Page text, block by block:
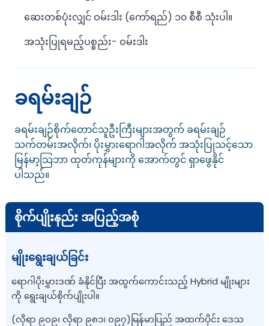
ဆေးတစ်ပုံးလျှင် ဝမ်းဒါး (‌ကော်ရည်) ၁၀ စီစီ သုံးပါ။
အသုံးပြုရမည့်ပစ္စည်း- ဝမ်းဒါး
ခရမ်းချဉ်
ခရမ်းချဉ်စိုက်တောင်သူဦးကြီးများအတွက် ခရမ်းချဉ်
သက်တမ်းအလိုက်၊ ပိုးမွှားရောဂါအလိုက် အသုံးပြုသင့်သော
မြန်မာ့သြဘာ ထုတ်ကုန်များကို အောက်တွင် ရှာဖွေနိုင်
ပါသည်။
စိုက်ပျိုးနည်း အပြည့်အစုံ
မျိုးရွေးချယ်ခြင်း
ရောဂါပိုးမွှားဒဏ် ခံနိုင်ပြီး အထွက်ကောင်းသည့် Hybrid မျိုးများ
ကို ရွေးချယ်စိုက်ပျိုးပါ။
(လိုရာ ၉၀၉၊ လိုရာ ၉၈၁၊ ၀၉၇)မြန်မာပြည် အထက်ပိုင်း ဒေသ